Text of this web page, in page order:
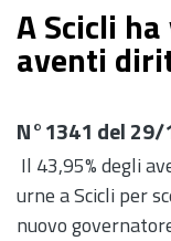
A Scicli
aventi
N°1341 del
Il 43,95% degli
urne a Scicli per
nuovo